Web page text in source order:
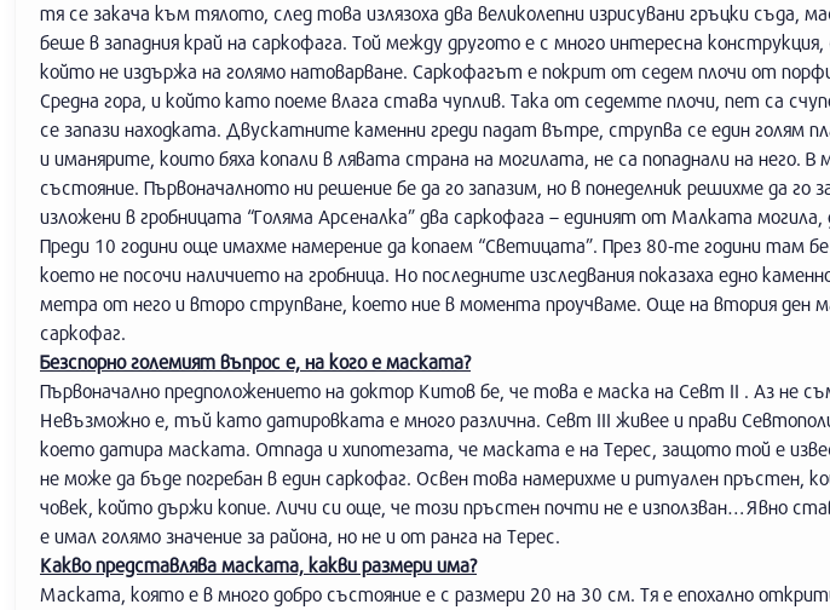
тя се закача към тялото, след това излязоха два великолепни изрисувани гръцки съда,
беше в западния край на саркофага. Той между другото е с много интересна
който не издържа на голямо натоварване. Саркофагът е покрит от седем плочи от
Средна гора, и който като поеме влага става чуплив. Така от седемте плочи, пет са
се запази находката. Двускатните каменни греди падат вътре, струпва се един голям
и иманярите, които бяха копали в лявата страна на могилата, не са попаднали на
състояние. Първоначалното ни решение бе да го запазим, но в понеделник решихме да го
изложени в гробницата “Голяма Арсеналка” два саркофага – единият от Малката
Преди 10 години още имахме намерение да копаем “Светицата”. През 80-те години там бе
което не посочи наличието на гробница. Но последните изследвания показаха едно
метра от него и второ струпване, което ние в момента проучваме. Още на втория ден
саркофаг.
Безспорно големият въпрос е, на кого е маската?
Първоначално предположението на доктор Китов бе, че това е маска на Севт II . Аз не
Невъзможно е, тъй като датировката е много различна. Севт III живее и прави
което датира маската. Отпада и хипотезата, че маската е на Терес, защото той е
не може да бъде погребан в един саркофаг. Освен това намерихме и ритуален пръстен,
човек, който държи копие. Личи си още, че този пръстен почти не е използван…Явно
е имал голямо значение за района, но не и от ранга на Терес.
Какво представлява маската, какви размери има?
Маската, която е в много добро състояние е с размери 20 на 30 см. Тя е епохално